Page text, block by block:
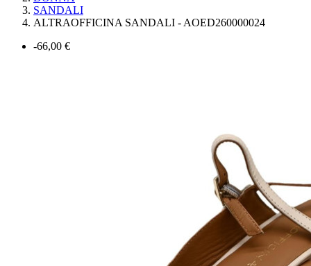
SANDALI
ALTRAOFFICINA SANDALI - AOED260000024
-66,00 €